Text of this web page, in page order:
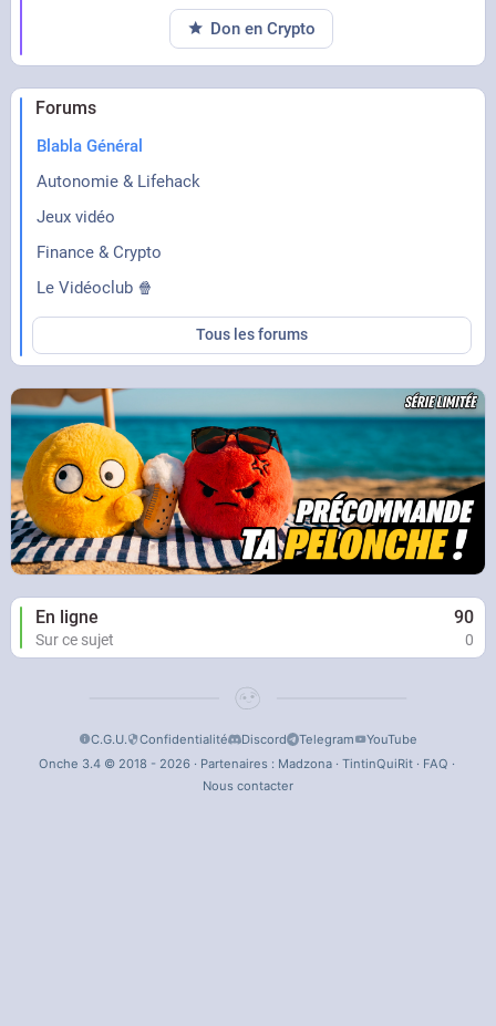
Forums
Blabla Général
Autonomie & Lifehack
Jeux vidéo
Finance & Crypto
Le Vidéoclub 🍿
Tous les forums
En ligne 90
Sur ce sujet 0
Don en Crypto
C.G.U. Confidentialité Discord Telegram
YouTube
Onche 3.4 © 2018 - 2026 · Partenaires : Madzona· TintinQuiRit· FAQ ·
Nous contacter